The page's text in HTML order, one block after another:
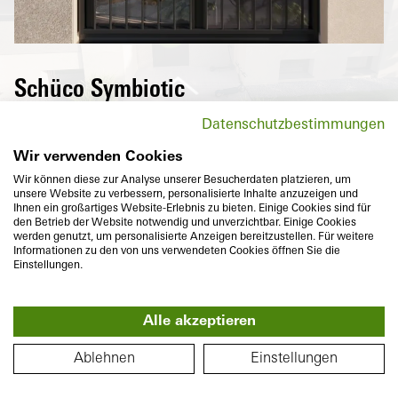
PIANTA DEL PIANO
Schüco Symbiotic
Una pregiata e puristica superficie in
isolamento termico all'interno: la
combinazione perfetta di due materiali
duraturi che con l'estetica complanare
soddisfano anche le esigenze individuali per
un design sofisticato e una varietà
cromatica.
Datenschutzbestimmungen
Wir verwenden Cookies
Wir können diese zur Analyse unserer Besucherdaten platzieren, um
unsere Website zu verbessern, personalisierte Inhalte anzuzeigen und
Ihnen ein großartiges Website-Erlebnis zu bieten. Einige Cookies sind für
den Betrieb der Website notwendig und unverzichtbar. Einige Cookies
werden genutzt, um personalisierte Anzeigen bereitzustellen. Für weitere
Informationen zu den von uns verwendeten Cookies öffnen Sie die
Einstellungen.
Alle akzeptieren
Ablehnen Einstellungen